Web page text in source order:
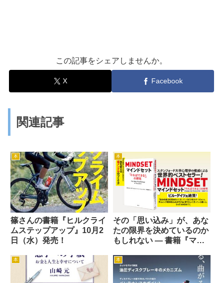
この記事をシェアしませんか。
X Facebook
関連記事
本
篠さんの書籍『ヒルクライ
ムステップアップ』10月2
日（水）発売！
本
その「思い込み」が、あな
たの限界を決めているのか
もしれない ― 書籍『マイ
る！」の研究』
本 本